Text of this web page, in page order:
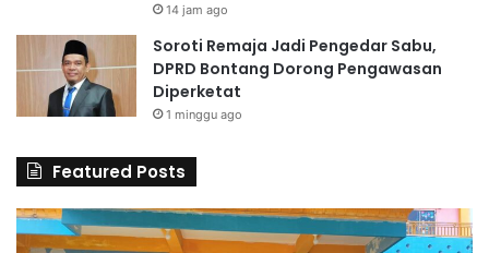
14 jam ago
Soroti Remaja Jadi Pengedar Sabu,
DPRD Bontang Dorong Pengawasan
Diperketat
1 minggu ago
Featured Posts
6
0